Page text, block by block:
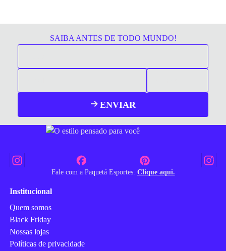
SAIBA ANTES DE TODO MUNDO!
ENVIAR
Fale com a Paquetá Esportes. Clique aqui.
Institucional
Quem somos
Black Friday
Nossas lojas
Políticas de privacidade